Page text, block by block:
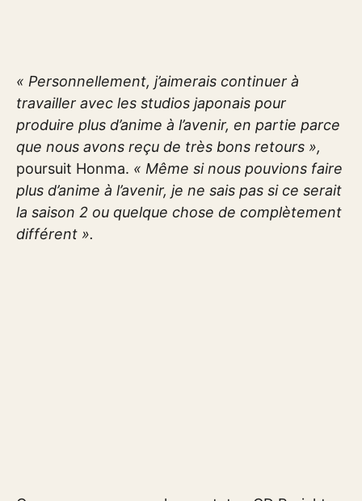
« Personnellement, j’aimerais continuer à
travailler avec les studios japonais pour
produire plus d’anime à l’avenir, en partie parce
que nous avons reçu de très bons retours »,
poursuit Honma. « Même si nous pouvions faire
plus d’anime à l’avenir, je ne sais pas si ce serait
la saison 2 ou quelque chose de complètement
différent ».